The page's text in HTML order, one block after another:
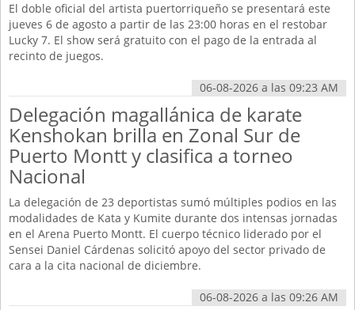
06-08-2026 a las 09:23 AM
El doble oficial del artista puertorriqueño se presentará este
jueves 6 de agosto a partir de las 23:00 horas en el restobar
Lucky 7. El show será gratuito con el pago de la entrada al
recinto de juegos.
06-08-2026 a las 09:26 AM
Delegación magallánica de karate
Kenshokan brilla en Zonal Sur de
Puerto Montt y clasifica a torneo
Nacional
La delegación de 23 deportistas sumó múltiples podios en las
modalidades de Kata y Kumite durante dos intensas jornadas
en el Arena Puerto Montt. El cuerpo técnico liderado por el
Sensei Daniel Cárdenas solicitó apoyo del sector privado de
cara a la cita nacional de diciembre.